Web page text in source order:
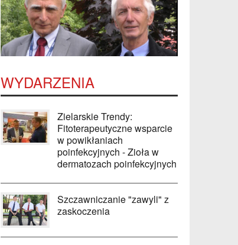
WYDARZENIA
Zielarskie Trendy:
Fitoterapeutyczne wsparcie
w powikłaniach
poinfekcyjnych - Zioła w
dermatozach poinfekcyjnych
Szczawniczanie "zawyli" z
zaskoczenia